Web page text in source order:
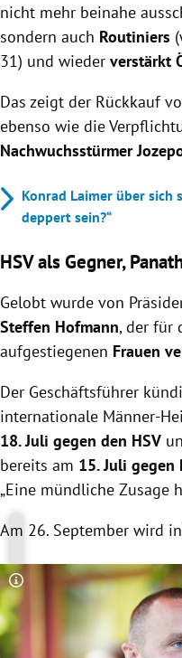
nicht mehr beinahe
sondern auch Routiniers
31) und wieder verstärkt
Das zeigt der Rückkauf
ebenso wie die
Nachwuchsstürmer
Konrad Laimer über sich
deppert sein?“
HSV als Gegner,
Gelobt wurde von
Steffen Hofmann, der für
aufgestiegenen Frauen
Der Geschäftsführer
internationale Männer-
18. Juli gegen den HSV
bereits am 15. Juli gegen
„Eine mündliche Zusage
Am 26. September wird in
Copyright-Hinweis